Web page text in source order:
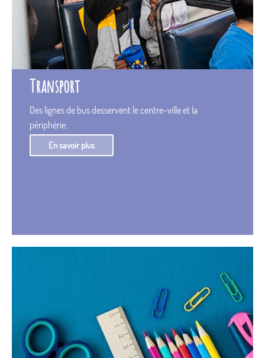
Transport
Des lignes de bus desservent le centre-ville et la
périphérie.
En savoir plus